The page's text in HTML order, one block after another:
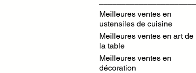
Meilleures ventes en
ustensiles de cuisine
Meilleures ventes en art de
la table
Meilleures ventes en
décoration